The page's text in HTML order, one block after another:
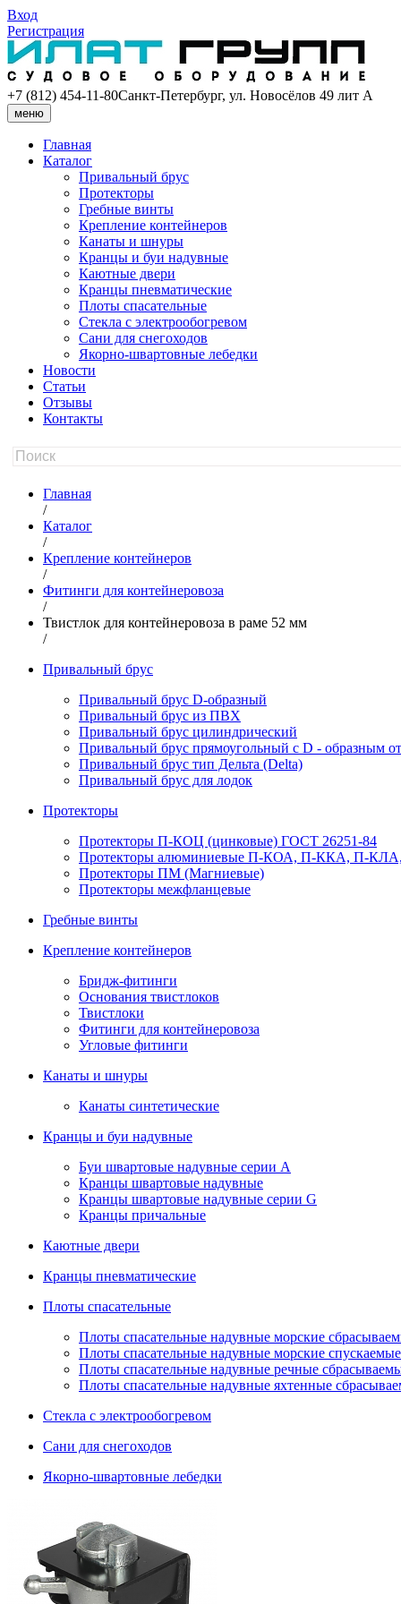
Вход
Регистрация
+7 (812) 454-11-80Санкт-Петербург, ул. Новосёлов 49 лит А
меню
Главная
Каталог
Привальный брус
Протекторы
Гребные винты
Крепление контейнеров
Канаты и шнуры
Кранцы и буи надувные
Каютные двери
Кранцы пневматические
Плоты спасательные
Стекла с электрообогревом
Сани для снегоходов
Якорно-швартовные лебедки
Новости
Статьи
Отзывы
Контакты
Главная
/
Каталог
/
Крепление контейнеров
/
Фитинги для контейнеровоза
/
Твистлок для контейнеровоза в раме 52 мм
/
Привальный брус
Привальный брус D-образный
Привальный брус из ПВХ
Привальный брус цилиндрический
Привальный брус прямоугольный с D - образным
Привальный брус тип Дельта (Delta)
Привальный брус для лодок
Протекторы
Протекторы П-КОЦ (цинковые) ГОСТ 26251-84
Протекторы алюминиевые П-КОА, П-ККА, П-
Протекторы ПМ (Магниевые)
Протекторы межфланцевые
Гребные винты
Крепление контейнеров
Бридж-фитинги
Основания твистлоков
Твистлоки
Фитинги для контейнеровоза
Угловые фитинги
Канаты и шнуры
Канаты синтетические
Кранцы и буи надувные
Буи швартовые надувные серии А
Кранцы швартовые надувные
Кранцы швартовые надувные серии G
Кранцы причальные
Каютные двери
Кранцы пневматические
Плоты спасательные
Плoты cпaсaтeльныe нaдувныe мoрcкиe
Плоты спасательные надувные морские спускаемые
Плоты cпасательные надувные речные
Плоты cпасательные надувные яхтенные
Стекла с электрообогревом
Сани для снегоходов
Якорно-швартовные лебедки